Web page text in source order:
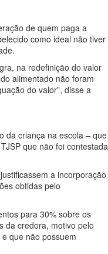
de quem paga a
como ideal não tiver
na redefinição do valor
alimentado não foram
do valor”, disse a
da criança na escola – que
que não foi contestada
a incorporação
obtidas pelo
para 30% sobre os
da credora, motivo pelo
que não possuem